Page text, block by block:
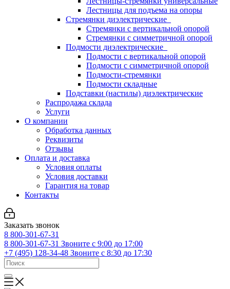
Лестницы для подъема на опоры
Стремянки диэлектрические
Стремянки с вертикальной опорой
Стремянки с симметричной опорой
Подмости диэлектрические
Подмости с вертикальной опорой
Подмости с симметричной опорой
Подмости-стремянки
Подмости складные
Подставки (настилы) диэлектрические
Распродажа склада
Услуги
О компании
Обработка данных
Реквизиты
Отзывы
Оплата и доставка
Условия оплаты
Условия доставки
Гарантия на товар
Контакты
Заказать звонок
8 800-301-67-31
8 800-301-67-31 Звоните с 9:00 до 17:00
+7 (495) 128-34-48 Звоните с 8:30 до 17:30